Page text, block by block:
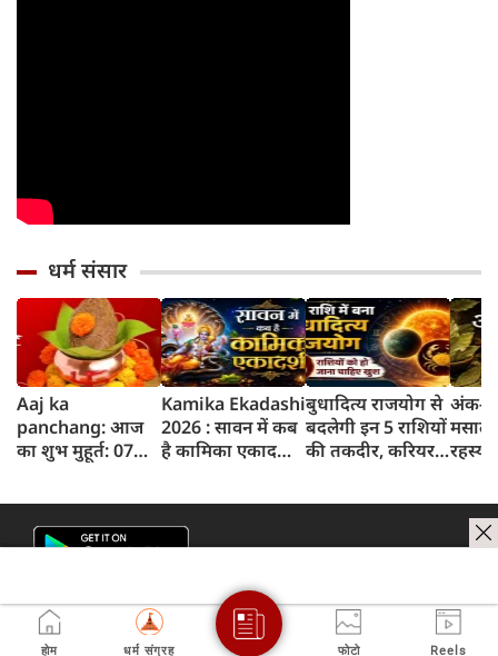
धर्म संसार
Aaj ka
panchang: आज
का शुभ मुहूर्त: 07
और शुभ समय
Kamika Ekadashi
2026 : सावन में कब
है कामिका एकादशी?
विधि और कथा
बुधादित्य राजयोग से
बदलेगी इन 5 राशियों
की तकदीर, करियर
अंक-
मसाले
रहस्य
होम धर्म संग्रह फोटो Reels